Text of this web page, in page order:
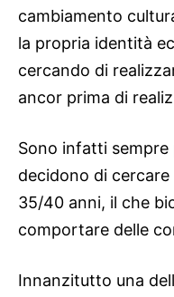
cambiamento
la propria identità
cercando di
ancor prima di
Sono infatti sempre
decidono di
35/40 anni, il che
comportare delle
Innanzitutto una